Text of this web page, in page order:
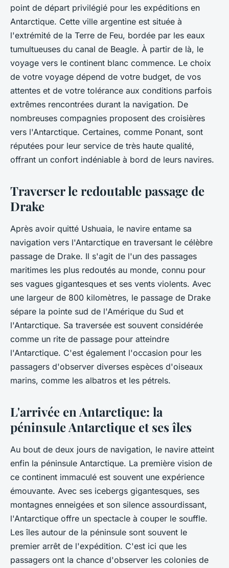
point de départ privilégié pour les expéditions en
Antarctique. Cette ville argentine est située à
l'extrémité de la Terre de Feu, bordée par les eaux
tumultueuses du canal de Beagle. À partir de là, le
voyage vers le continent blanc commence. Le choix
de votre voyage dépend de votre budget, de vos
attentes et de votre tolérance aux conditions parfois
extrêmes rencontrées durant la navigation. De
nombreuses compagnies proposent des croisières
vers l'Antarctique. Certaines, comme Ponant, sont
réputées pour leur service de très haute qualité,
offrant un confort indéniable à bord de leurs navires.
Traverser le redoutable passage de
Drake
Après avoir quitté Ushuaia, le navire entame sa
navigation vers l'Antarctique en traversant le célèbre
passage de Drake. Il s'agit de l'un des passages
maritimes les plus redoutés au monde, connu pour
ses vagues gigantesques et ses vents violents. Avec
une largeur de 800 kilomètres, le passage de Drake
sépare la pointe sud de l'Amérique du Sud et
l'Antarctique. Sa traversée est souvent considérée
comme un rite de passage pour atteindre
l'Antarctique. C'est également l'occasion pour les
passagers d'observer diverses espèces d'oiseaux
marins, comme les albatros et les pétrels.
L'arrivée en Antarctique: la
péninsule Antarctique et ses îles
Au bout de deux jours de navigation, le navire atteint
enfin la péninsule Antarctique. La première vision de
ce continent immaculé est souvent une expérience
émouvante. Avec ses icebergs gigantesques, ses
montagnes enneigées et son silence assourdissant,
l'Antarctique offre un spectacle à couper le souffle.
Lesîles autour de la péninsule sont souvent le
premier arrêt de l'expédition. C'est ici que les
passagers ont la chance d'observer les colonies de